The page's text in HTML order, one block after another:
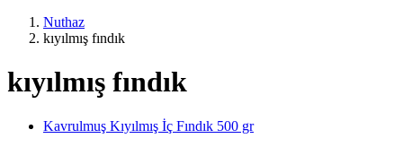
Nuthaz
kıyılmış fındık
kıyılmış fındık
Kavrulmuş Kıyılmış İç Fındık 500 gr